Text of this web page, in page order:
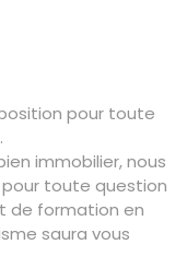
pour toute
immobilier, nous
toute question
de formation en
saura vous